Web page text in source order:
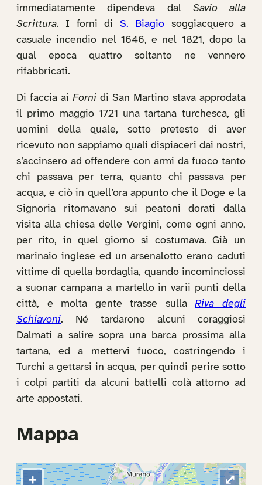
immediatamente dipendeva dal Savio alla
Scrittura. I forni di S. Biagio soggiacquero a
casuale incendio nel 1646, e nel 1821, dopo la
qual epoca quattro soltanto ne vennero
rifabbricati.
Di faccia ai Forni di San Martino stava approdata
il primo maggio 1721 una tartana turchesca, gli
uomini della quale, sotto pretesto di aver
ricevuto non sappiamo quali dispiaceri dai nostri,
s’accinsero ad offendere con armi da fuoco tanto
chi passava per terra, quanto chi passava per
acqua, e ciò in quell’ora appunto che il Doge e la
Signoria ritornavano sui peatoni dorati dalla
visita alla chiesa delle Vergini, come ogni anno,
per rito, in quel giorno si costumava. Già un
marinaio inglese ed un arsenalotto erano caduti
vittime di quella bordaglia, quando incominciossi
a suonar campana a martello in varii punti della
città, e molta gente trasse sullaRiva degli
Schiavoni. Né tardarono alcuni coraggiosi
Dalmati a salire sopra una barca prossima alla
tartana, ed a mettervi fuoco, costringendo i
Turchi a gettarsi in acqua, per quindi perire sotto
i colpi partiti da alcuni battelli colà attorno ad
arte appostati.
Mappa